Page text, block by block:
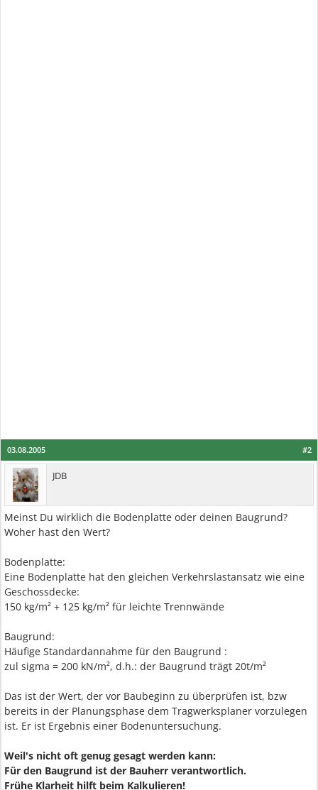
#2
03.08.2005
JDB
Meinst Du wirklich die Bodenplatte oder deinen Baugrund?
Woher hast den Wert?
Bodenplatte:
Eine Bodenplatte hat den gleichen Verkehrslastansatz wie eine
Geschossdecke:
150 kg/m² + 125 kg/m² für leichte Trennwände
Baugrund:
Häufige Standardannahme für den Baugrund :
zul sigma = 200 kN/m², d.h.: der Baugrund trägt 20t/m²
Das ist der Wert, der vor Baubeginn zu überprüfen ist, bzw
bereits in der Planungsphase dem Tragwerksplaner vorzulegen
ist. Er ist Ergebnis einer Bodenuntersuchung.
Weil's nicht oft genug gesagt werden kann:
Für den Baugrund ist der Bauherr verantwortlich.
Frühe Klarheit hilft beim Kalkulieren!